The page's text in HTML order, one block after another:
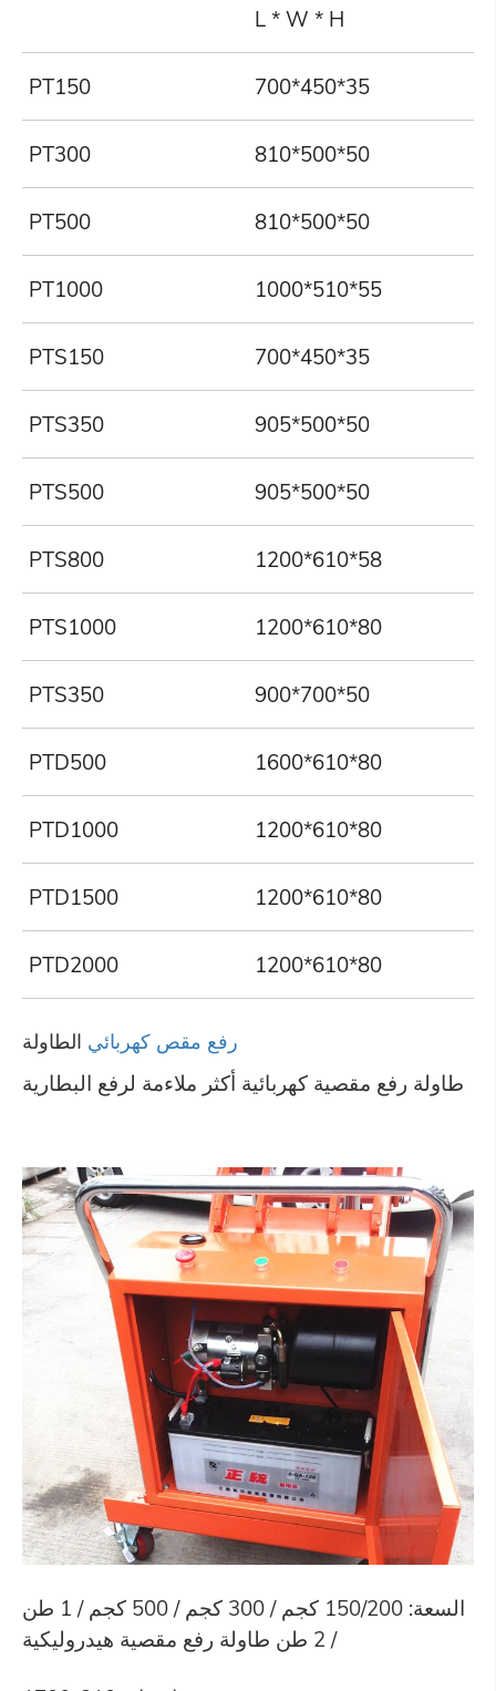
L * W * H
PT150 700*450*35
PT300 810*500*50
PT500 810*500*50
PT1000 1000*510*55
PTS150 700*450*35
PTS350 905*500*50
PTS500 905*500*50
PTS800 1200*610*58
PTS1000 1200*610*80
PTS350 900*700*50
PTD500 1600*610*80
PTD1000 1200*610*80
PTD1500 1200*610*80
PTD2000 1200*610*80
رفع مقص كهربائي الطاولة
طاولة رفع مقصية كهربائية أكثر ملاءمة لرفع البطارية
السعة: 150/200 كجم / 300 كجم / 500 كجم / 1 طن
/ 2 طن طاولة رفع مقصية هيدروليكية